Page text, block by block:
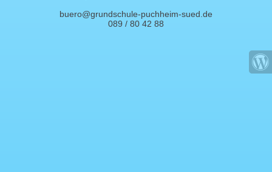
buero@grundschule-puchheim-sued.de
089 / 80 42 88